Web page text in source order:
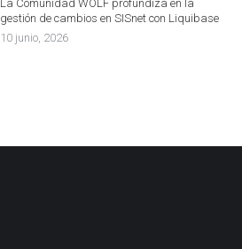
La Comunidad WOLF profundiza en la
gestión de cambios en SISnet con Liquibase
10 junio, 2026